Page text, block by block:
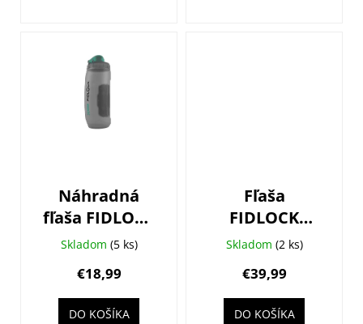
Náhradná
fľaša FIDLOCK
Twist
590ml
Skladom (5 ks)
€18,99
DO KOŠÍKA
Fľaša
FIDLOCK
Twist Set
+ základňa na
rám
Skladom (2 ks)
€39,99
DO KOŠÍKA